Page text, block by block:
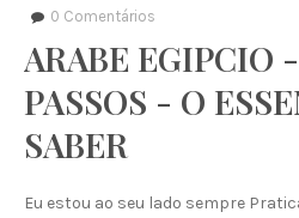
0 Comentários
ARABE EGIPCIO
PASSOS - O
SABER
Eu estou ao seu lado sempre